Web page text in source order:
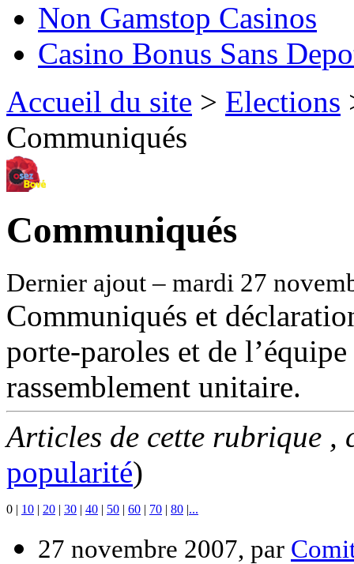
Non Gamstop Casinos
Casino Bonus Sans
Accueil du site > Elections
Communiqués
Communiqués
Dernier ajout – mardi 27
Communiqués et
porte-paroles et de
rassemblement unitaire.
Articles de cette rubrique ,
popularité)
0 | 10 | 20 | 30 | 40 | 50 | 60 | 70 | 80 |...
27 novembre 2007, par